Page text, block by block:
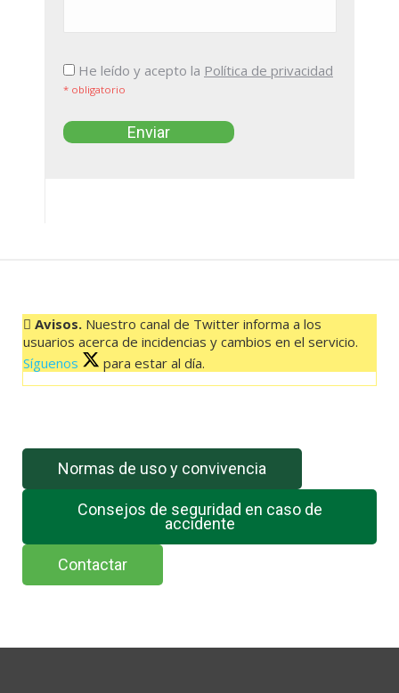
He leído y acepto la Política de privacidad
* obligatorio
Avisos. Nuestro canal de Twitter informa a los
usuarios acerca de incidencias y cambios en el servicio.
Síguenos
para estar al día.
El feed de Twitter no está disponible en este momento.
Normas de uso y convivencia
Consejos de seguridad en caso de
accidente
Contactar